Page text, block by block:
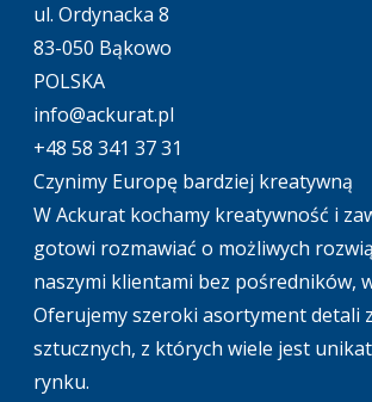
ul. Ordynacka 8
83-050 Bąkowo
POLSKA
info@ackurat.pl
+48 58 341 37 31
Czynimy Europę bardziej kreatywną
W Ackurat kochamy kreatywność i
gotowi rozmawiać o możliwych
naszymi klientami bez pośredników,
Oferujemy szeroki asortyment detali
sztucznych, z których wiele jest
rynku.